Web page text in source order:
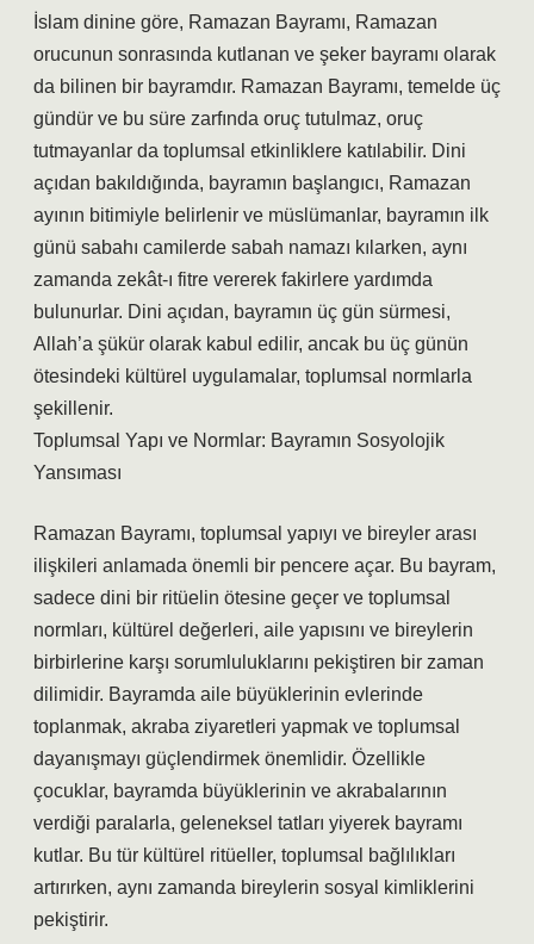
İslam dinine göre, Ramazan Bayramı, Ramazan
orucunun sonrasında kutlanan ve şeker bayramı olarak
da bilinen bir bayramdır. Ramazan Bayramı, temelde üç
gündür ve bu süre zarfında oruç tutulmaz, oruç
tutmayanlar da toplumsal etkinliklere katılabilir. Dini
açıdan bakıldığında, bayramın başlangıcı, Ramazan
ayının bitimiyle belirlenir ve müslümanlar, bayramın ilk
günü sabahı camilerde sabah namazı kılarken, aynı
zamanda zekât-ı fitre vererek fakirlere yardımda
bulunurlar. Dini açıdan, bayramın üç gün sürmesi,
Allah’a şükür olarak kabul edilir, ancak bu üç günün
ötesindeki kültürel uygulamalar, toplumsal normlarla
şekillenir.
Toplumsal Yapı ve Normlar: Bayramın Sosyolojik
Yansıması
Ramazan Bayramı, toplumsal yapıyı ve bireyler arası
ilişkileri anlamada önemli bir pencere açar. Bu bayram,
sadece dini bir ritüelin ötesine geçer ve toplumsal
normları, kültürel değerleri, aile yapısını ve bireylerin
birbirlerine karşı sorumluluklarını pekiştiren bir zaman
dilimidir. Bayramda aile büyüklerinin evlerinde
toplanmak, akraba ziyaretleri yapmak ve toplumsal
dayanışmayı güçlendirmek önemlidir. Özellikle
çocuklar, bayramda büyüklerinin ve akrabalarının
verdiği paralarla, geleneksel tatları yiyerek bayramı
kutlar. Bu tür kültürel ritüeller, toplumsal bağlılıkları
artırırken, aynı zamanda bireylerin sosyal kimliklerini
pekiştirir.